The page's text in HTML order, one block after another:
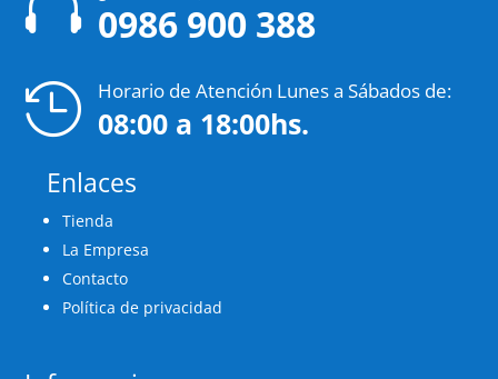
0986 900 388
 Horario de Atención Lunes a Sábados de:
08:00 a 18:00hs.
Enlaces
Tienda
La Empresa
Contacto
Política de privacidad